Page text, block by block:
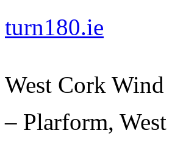
turn180.ie
West Cork Wind
– Plarform,